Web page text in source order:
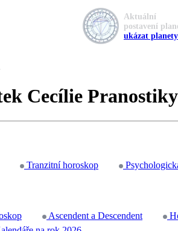
Cecílie Pranostiky
Tranzitní horoskop
Ascendent a Descendent
Aktuální
postavení
ukázat planety